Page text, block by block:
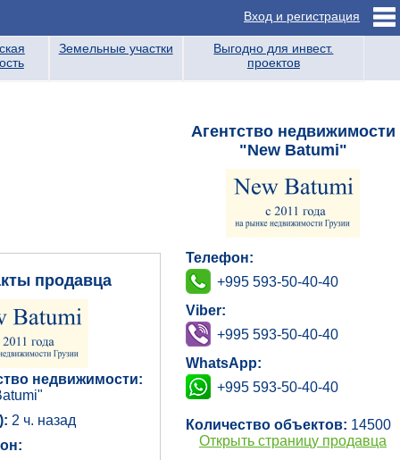
Вход и регистрация
Земельные участки
Выгодно для инвест.
проектов
продавца
недвижимости:
2 ч. назад
Агентство недвижимости
"New Batumi"
Телефон:
+995 593-50-40-40
Viber:
+995 593-50-40-40
WhatsApp:
+995 593-50-40-40
Количество объектов: 14500
Открыть страницу продавца